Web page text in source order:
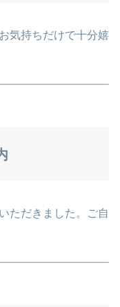
気持ちだけで十分嬉
ただきました。ご自